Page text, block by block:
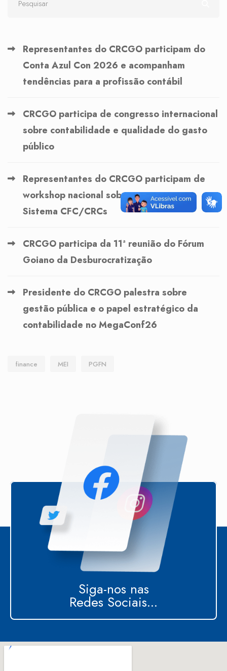
Representantes do CRCGO participam do
Conta Azul Con 2026 e acompanham
tendências para a profissão contábil
CRCGO participa de congresso internacional
sobre contabilidade e qualidade do gasto
público
Representantes do CRCGO participam de
workshop nacional sobre governança no
Sistema CFC/CRCs
CRCGO participa da 11ª reunião do Fórum
Goiano da Desburocratização
Presidente do CRCGO palestra sobre
gestão pública e o papel estratégico da
contabilidade no MegaConf26
finance MEI PGFN
Siga-nos nas
Redes Sociais...